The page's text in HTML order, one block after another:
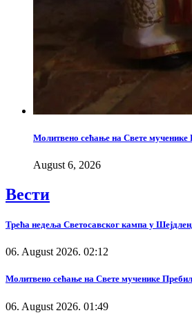
Молитвено сећање на Свете мученике
August 6, 2026
Вести
Трећа недеља Светосавског кампа у
06. August 2026. 02:12
Молитвено сећање на Свете мученике
06. August 2026. 01:49